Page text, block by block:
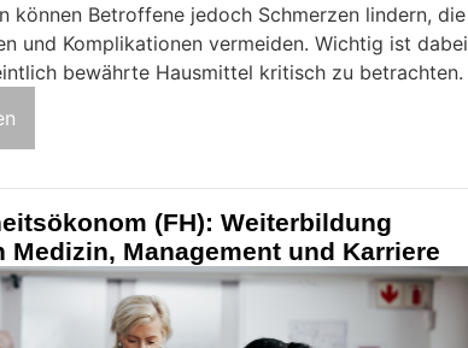
können Betroffene jedoch Schmerzen lindern, die
und Komplikationen vermeiden. Wichtig ist dabei
bewährte Hausmittel kritisch zu betrachten.
(FH): Weiterbildung
Medizin, Management und Karriere